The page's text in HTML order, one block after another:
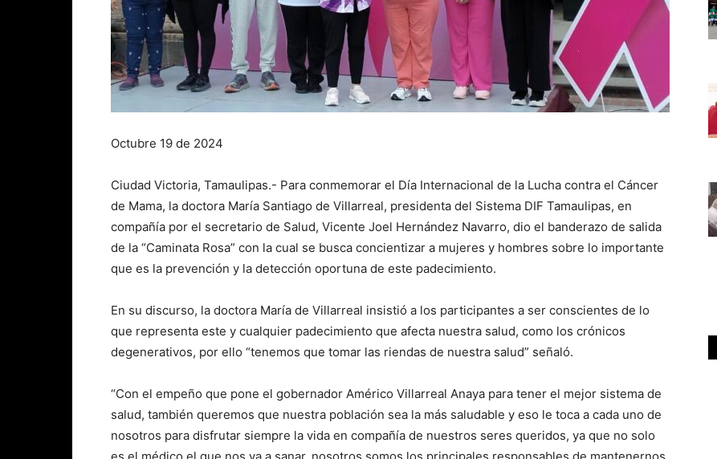
Octubre 19 de 2024
Ciudad Victoria, Tamaulipas.- Para conmemorar el Día Internacional de la Lucha contra el Cáncer
de Mama, la doctora María Santiago de Villarreal, presidenta del Sistema DIF Tamaulipas, en
compañía por el secretario de Salud, Vicente Joel Hernández Navarro, dio el banderazo de salida
de la “Caminata Rosa” con la cual se busca concientizar a mujeres y hombres sobre lo importante
que es la prevención y la detección oportuna de este padecimiento.
En su discurso, la doctora María de Villarreal insistió a los participantes a ser conscientes de lo
que representa este y cualquier padecimiento que afecta nuestra salud, como los crónicos
degenerativos, por ello “tenemos que tomar las riendas de nuestra salud” señaló.
“Con el empeño que pone el gobernador Américo Villarreal Anaya para tener el mejor sistema de
salud, también queremos que nuestra población sea la más saludable y eso le toca a cada uno de
nosotros para disfrutar siempre la vida en compañía de nuestros seres queridos, ya que no solo